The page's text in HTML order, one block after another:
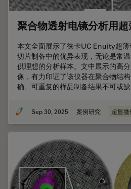
聚合物透射电镜分析用
本文全面展示了徕卡UC Enuity超
切片制备中的优异表现，无论是常
供理想的分析样本。文中展示的高
像，有力印证了该仪器在聚合物结
确、可重复的样品制备结果不可或缺
Sep 30, 2025 案例研究 超显